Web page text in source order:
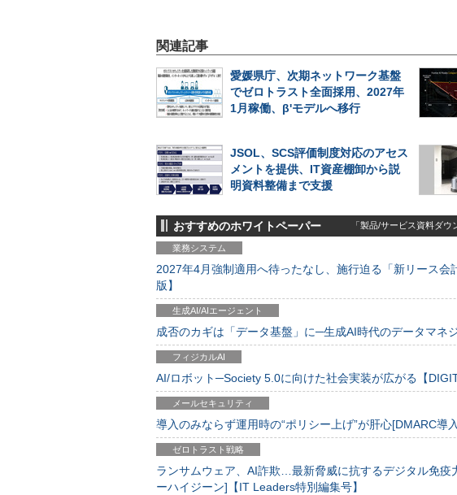
関連記事
愛媛県庁、次期ネットワーク基盤
でゼロトラスト全面採用、2027年
1月稼働、β'モデルへ移行
JSOL、SCS評価制度対応のアセス
メントを提供、IT資産棚卸から説
明資料整備まで支援
おすすめのホワイトペーパー 「製品/サービス資料ダ
業務システム
2027年4月強制適用へ待ったなし、施行迫る「新リース
版】
生成AI/AIエージェント
成否のカギは「データ基盤」に─生成AI時代のデータマネ
フィジカルAI
AI/ロボット─Society 5.0に向けた社会実装が広がる【
メールセキュリティ
導入のみならず運用時の“ポリシー上げ”が肝心[DMARC導
ゼロトラスト戦略
ランサムウェア、AI詐欺…最新脅威に抗するデジタル免疫
ーハイジーン]【IT Leaders特別編集号】